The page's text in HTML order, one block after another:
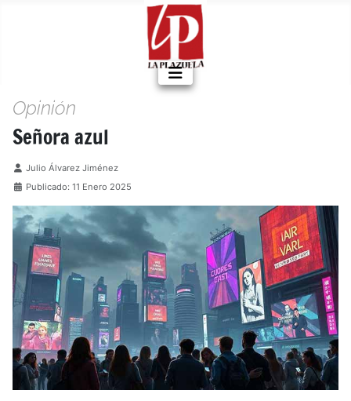
Opinión
Señora azul
Detalles
Julio Álvarez Jiménez
Publicado: 11 Enero 2025